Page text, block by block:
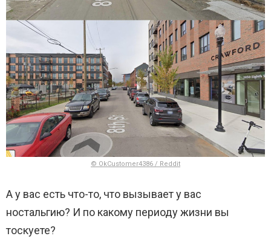
© OkCustomer4386 / Reddit
А у вас есть что-то, что вызывает у вас
ностальгию? И по какому периоду жизни вы
тоскуете?